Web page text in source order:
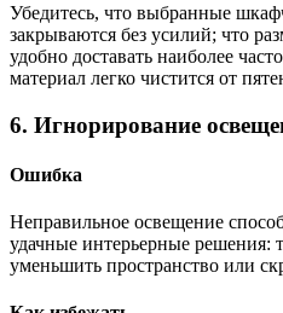
Убедитесь, что выбранные
закрываются без усилий; что
удобно доставать наиболее
материал легко чистится от
6. Игнорирование
Ошибка
Неправильное освещение
удачные интерьерные решения:
уменьшить пространство или